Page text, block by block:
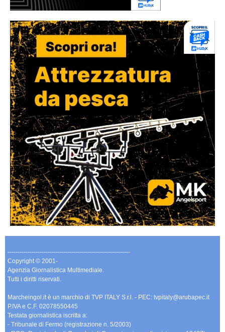
-------------------------------------------------------------
Copyright © 2001-
Agenzia Giornalistica Multimediale.
Tutti i diritti riservati.
Marcheingol.it è un marchio di TVP ITALY S.r.l. - PEC: tvpitaly@arubapec.it
P.IVA e C.F. 02078550445
Testata giornalistica iscritta a:
- Tribunale di Fermo (registrazione n. 5/2003)